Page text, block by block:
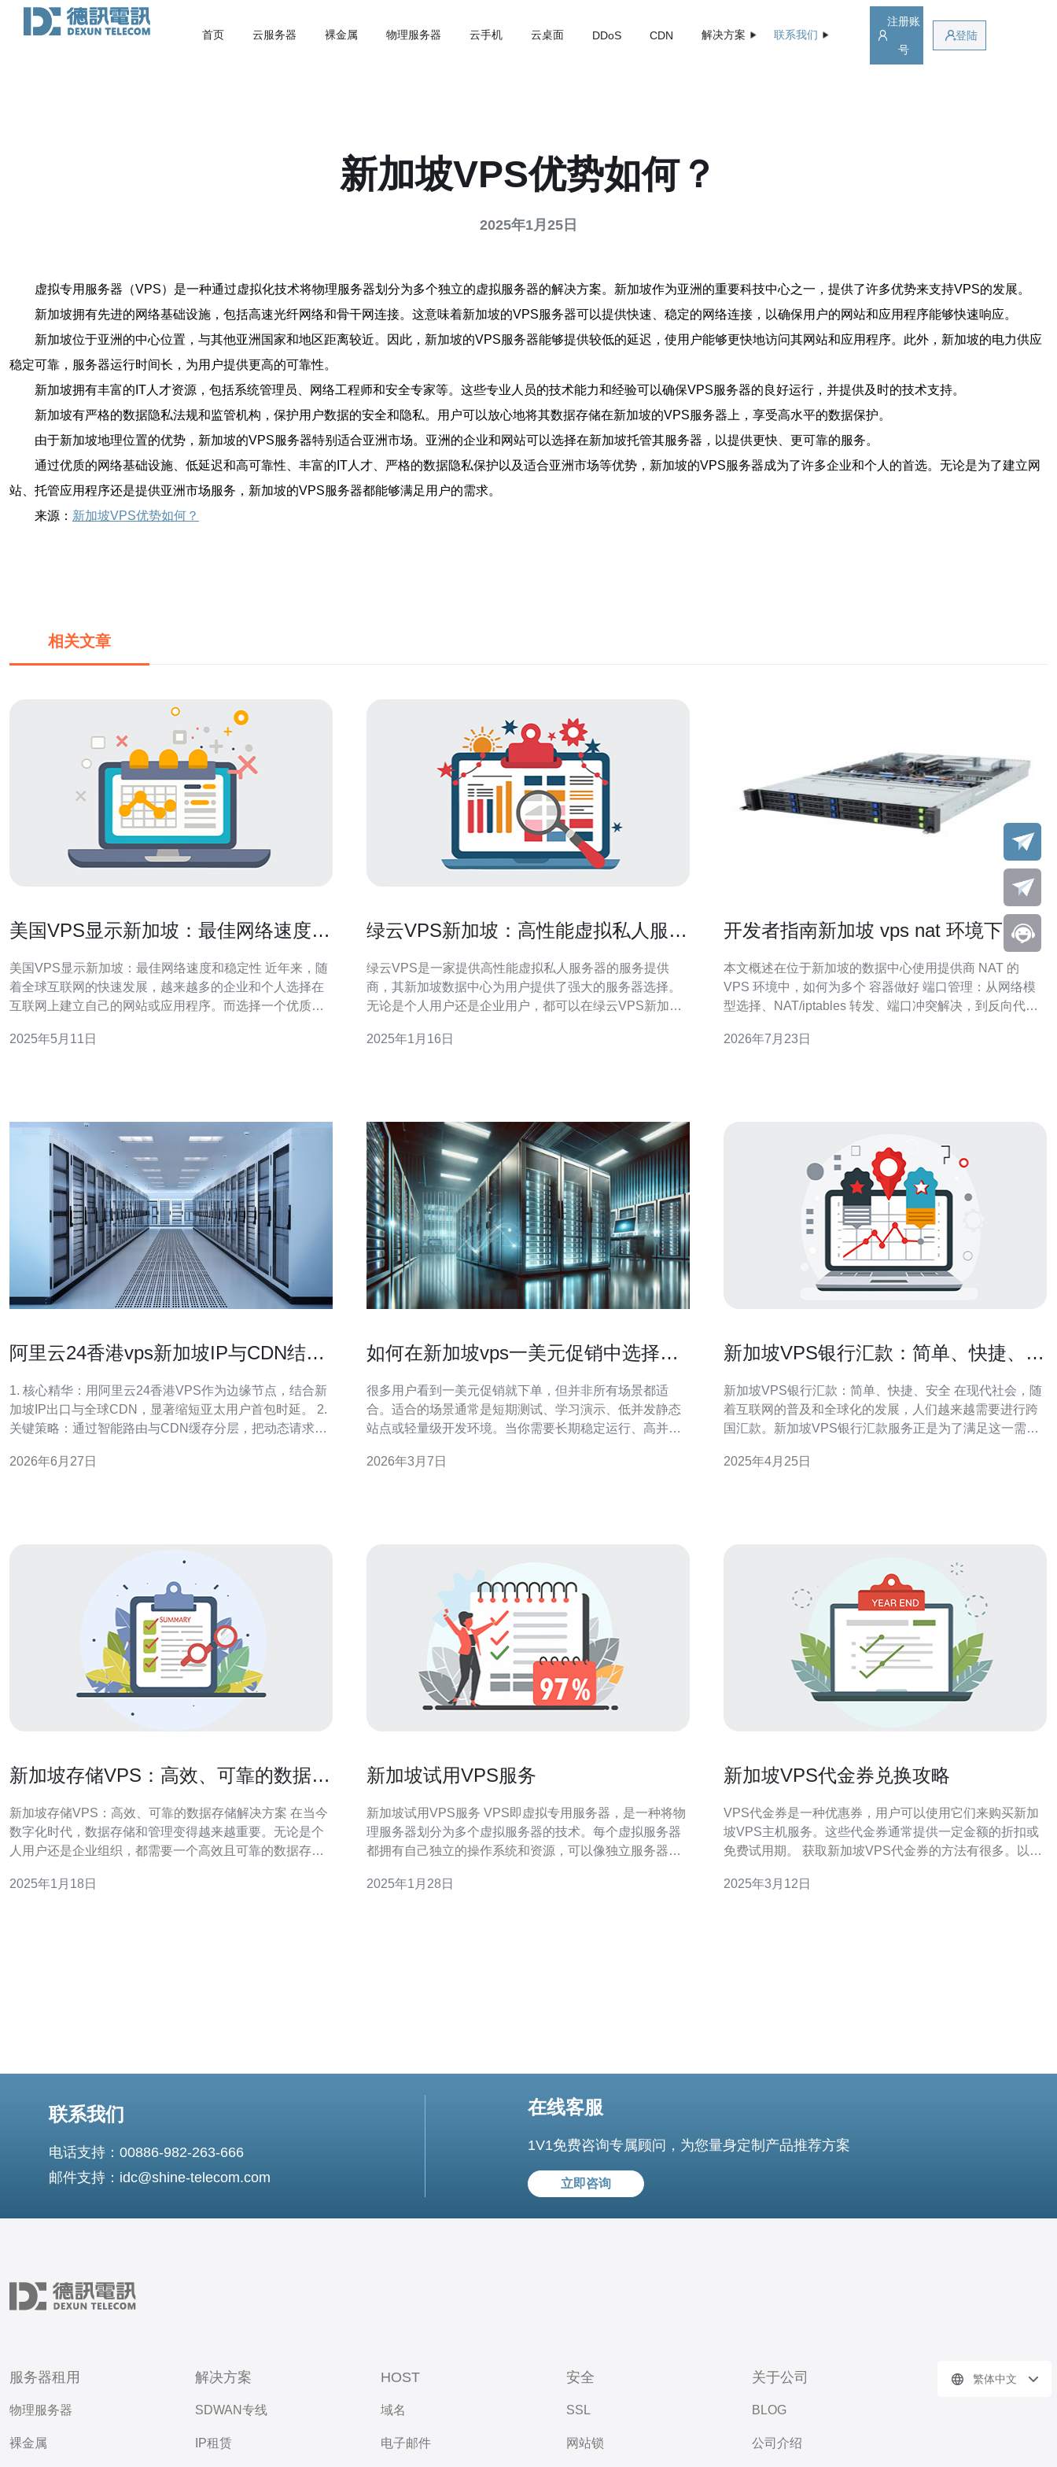
首页 云服务器 裸金属 物理服务器 云手机 云桌面 DDoS CDN 解决方案 联系我们
注册账
号
登陆
新加坡VPS优势如何？
2025年1月25日
虚拟专用服务器（VPS）是一种通过虚拟化技术将物理服务器划分为多个独立的虚拟服务器的解决方案。新加坡作为亚洲的重要科技中心之一，提供了许多优势来支持VPS的发展。
新加坡拥有先进的网络基础设施，包括高速光纤网络和骨干网连接。这意味着新加坡的VPS服务器可以提供快速、稳定的网络连接，以确保用户的网站和应用程序能够快速响应。
新加坡位于亚洲的中心位置，与其他亚洲国家和地区距离较近。因此，新加坡的VPS服务器能够提供较低的延迟，使用户能够更快地访问其网站和应用程序。此外，新加坡的电力供应
稳定可靠，服务器运行时间长，为用户提供更高的可靠性。
新加坡拥有丰富的IT人才资源，包括系统管理员、网络工程师和安全专家等。这些专业人员的技术能力和经验可以确保VPS服务器的良好运行，并提供及时的技术支持。
新加坡有严格的数据隐私法规和监管机构，保护用户数据的安全和隐私。用户可以放心地将其数据存储在新加坡的VPS服务器上，享受高水平的数据保护。
由于新加坡地理位置的优势，新加坡的VPS服务器特别适合亚洲市场。亚洲的企业和网站可以选择在新加坡托管其服务器，以提供更快、更可靠的服务。
通过优质的网络基础设施、低延迟和高可靠性、丰富的IT人才、严格的数据隐私保护以及适合亚洲市场等优势，新加坡的VPS服务器成为了许多企业和个人的首选。无论是为了建立网
站、托管应用程序还是提供亚洲市场服务，新加坡的VPS服务器都能够满足用户的需求。
来源： 新加坡VPS优势如何？
相关文章
美国VPS显示新加坡：最佳网络速度和
美国VPS显示新加坡：最佳网络速度和稳定性 近年来，随
着全球互联网的快速发展，越来越多的企业和个人选择在
互联网上建立自己的网站或应用程序。而选择一个优质的
定性至关重要。 新加坡作为一个亚洲的科技中心，拥有出
2025年5月11日
绿云VPS新加坡：高性能虚拟私人服务
绿云VPS是一家提供高性能虚拟私人服务器的服务提供
商，其新加坡数据中心为用户提供了强大的服务器选择。
无论是个人用户还是企业用户，都可以在绿云VPS新加坡
有先进的硬件设施和优化的网络架构，可以提供出色的性
2025年1月16日
开发者指南新加坡 vps nat 环境下的容
本文概述在位于新加坡的数据中心使用提供商 NAT 的
VPS 环境中，如何为多个 容器做好 端口管理：从网络模
型选择、NAT/iptables 转发、端口冲突解决，到反向代理
对外服务。 多少容器需要考虑端口冲突和映射？ 在一台只
2026年7月23日
阿里云24香港vps新加坡IP与CDN结合
1. 核心精华：用阿里云24香港VPS作为边缘节点，结合新
加坡IP出口与全球CDN，显著缩短亚太用户首包时延。 2.
关键策略：通过智能路由与CDN缓存分层，把动态请求留
力。 3. 实战收益：页面加载速度提升30%+、丢包率下
2026年6月27日
如何在新加坡vps一美元促销中选择合
很多用户看到一美元促销就下单，但并非所有场景都适
合。适合的场景通常是短期测试、学习演示、低并发静态
站点或轻量级开发环境。当你需要长期稳定运行、高并发
限制和性能瓶颈。 判断适合性时重点看三项：1) 预计并发
2026年3月7日
新加坡VPS银行汇款：简单、快捷、安
新加坡VPS银行汇款：简单、快捷、安全 在现代社会，随
着互联网的普及和全球化的发展，人们越来越需要进行跨
国汇款。新加坡VPS银行汇款服务正是为了满足这一需求
汇款？ VPS银行汇款是一种通过虚拟私有服务器（VPS）
2025年4月25日
新加坡存储VPS：高效、可靠的数据存
新加坡存储VPS：高效、可靠的数据存储解决方案 在当今
数字化时代，数据存储和管理变得越来越重要。无论是个
人用户还是企业组织，都需要一个高效且可靠的数据存储
2025年1月18日
新加坡试用VPS服务
新加坡试用VPS服务 VPS即虚拟专用服务器，是一种将物
理服务器划分为多个虚拟服务器的技术。每个虚拟服务器
都拥有自己独立的操作系统和资源，可以像独立服务器一
科技创新枢纽，拥有先进的基础设施和稳定的网络连接。
2025年1月28日
新加坡VPS代金券兑换攻略
VPS代金券是一种优惠券，用户可以使用它们来购买新加
坡VPS主机服务。这些代金券通常提供一定金额的折扣或
免费试用期。 获取新加坡VPS代金券的方法有很多。以下
提供商的社交媒体账号，获取最新的优惠信息 参加VPS论
2025年3月12日
联系我们
电话支持：00886-982-263-666
邮件支持：idc@shine-telecom.com
在线客服
1V1免费咨询专属顾问，为您量身定制产品推荐方案
立即咨询
服务器租用
物理服务器
裸金属
解决方案
SDWAN专线
IP租赁
HOST
域名
电子邮件
安全
SSL
网站锁
关于公司
BLOG
公司介绍
繁体中文